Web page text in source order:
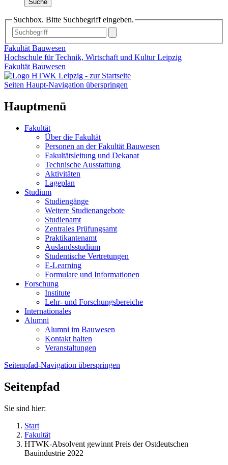
Suche
Suchbox. Bitte Suchbegriff eingeben.
Fakultät Bauwesen
Hochschule für Technik, Wirtschaft und Kultur Leipzig
Fakultät Bauwesen
Seiten Haupt-Navigation überspringen
Hauptmenü
Fakultät
Über die Fakultät
Personen an der Fakultät Bauwesen
Fakultätsleitung und Dekanat
Technische Ausstattung
Aktivitäten
Lageplan
Studium
Studiengänge
Weitere Studienangebote
Studienamt
Zentrales Prüfungsamt
Praktikantenamt
Auslandsstudium
Studentische Vertretungen
E-Learning
Formulare und Informationen
Forschung
Institute
Lehr- und Forschungsbereiche
Internationales
Alumni
Alumni im Bauwesen
Kontakt halten
Veranstaltungen
Seitenpfad-Navigation überspringen
Seitenpfad
Sie sind hier:
Start
Fakultät
HTWK-Absolvent gewinnt Preis der Ostdeutschen
Bauindustrie 2022